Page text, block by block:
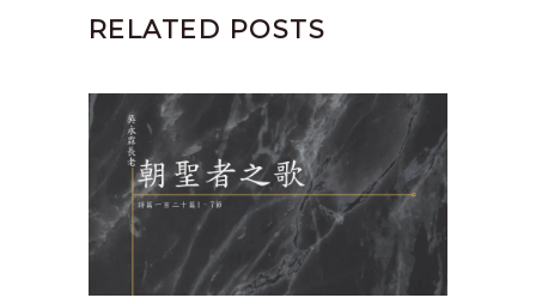
RELATED POSTS